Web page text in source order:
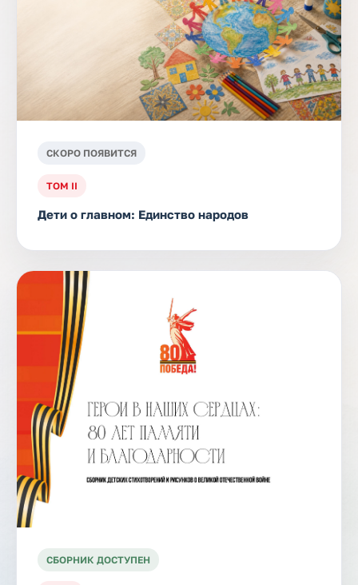
СКОРО ПОЯВИТСЯ
ТОМ II
Дети о главном: Единство народов
СБОРНИК ДОСТУПЕН